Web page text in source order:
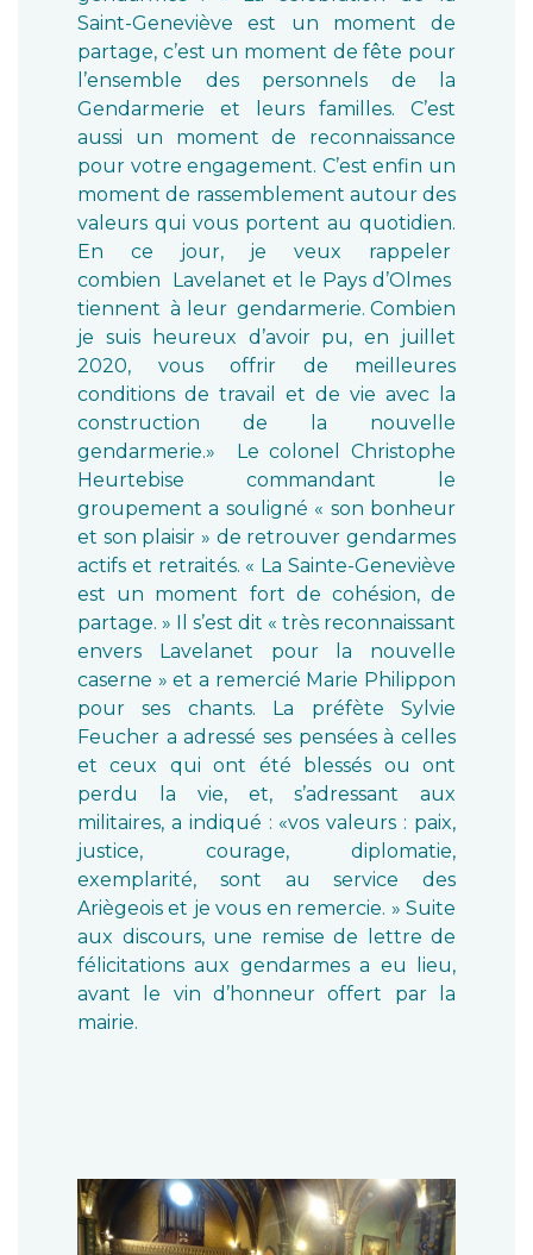
Saint-Geneviève est un moment de
partage, c’est un moment de fête pour
l’ensemble des personnels de la
Gendarmerie et leurs familles. C’est
aussi un moment de reconnaissance
pour votre engagement. C’est enfin un
moment de rassemblement autour des
valeurs qui vous portent au quotidien.
En ce jour, je veux rappeler
combien Lavelanet et le Pays d’Olmes
tiennent à leur gendarmerie. Combien
je suis heureux d’avoir pu, en juillet
2020, vous offrir de meilleures
conditions de travail et de vie avec la
construction de la nouvelle
gendarmerie.» Le colonel Christophe
Heurtebise commandant le
groupement a souligné « son bonheur
et son plaisir » de retrouver gendarmes
actifs et retraités. « La Sainte-Geneviève
est un moment fort de cohésion, de
partage. » Il s’est dit « très reconnaissant
envers Lavelanet pour la nouvelle
caserne » et a remercié Marie Philippon
pour ses chants. La préfète Sylvie
Feucher a adressé ses pensées à celles
et ceux qui ont été blessés ou ont
perdu la vie, et, s’adressant aux
militaires, a indiqué : «vos valeurs : paix,
justice, courage, diplomatie,
exemplarité, sont au service des
Ariègeois et je vous en remercie. » Suite
aux discours, une remise de lettre de
félicitations aux gendarmes a eu lieu,
avant le vin d’honneur offert par la
mairie.